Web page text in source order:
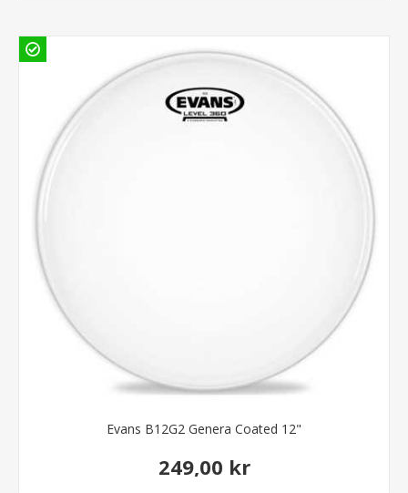
Evans B12G2 Genera Coated 12"
249,00 kr